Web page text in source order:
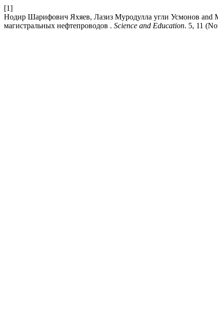
[1]
Нодир Шарифович Яхяев, Лазиз Муродулла угли Усмонов
магистральных нефтепроводов . Science and Education. 5, 11